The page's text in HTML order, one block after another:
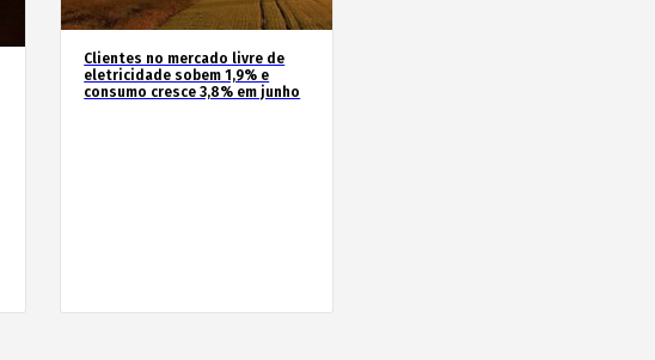
Clientes no mercado livre de
eletricidade sobem 1,9% e
consumo cresce 3,8% em junho